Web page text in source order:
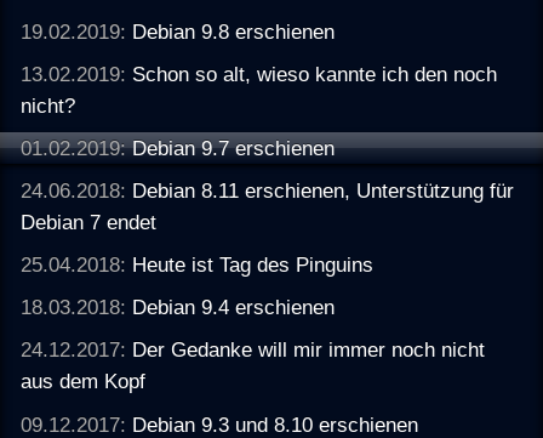
19.02.2019: Debian 9.8 erschienen
13.02.2019: Schon so alt, wieso kannte ich den noch
nicht?
01.02.2019:Debian 9.7 erschienen
24.06.2018: Debian 8.11 erschienen, Unterstützung für
Debian 7 endet
25.04.2018: Heute ist Tag des Pinguins
18.03.2018: Debian 9.4 erschienen
24.12.2017: Der Gedanke will mir immer noch nicht
aus dem Kopf
09.12.2017: Debian 9.3 und 8.10 erschienen